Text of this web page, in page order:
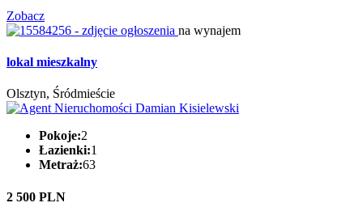
Zobacz
na wynajem
lokal mieszkalny
Olsztyn, Śródmieście
Pokoje:2
Łazienki:1
Metraż:63
2 500 PLN